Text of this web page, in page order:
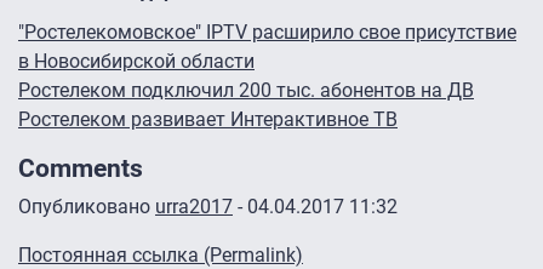
"Ростелекомовское" IPTV расширило свое присутствие
в Новосибирской области
Ростелеком подключил 200 тыс. абонентов на ДВ
Ростелеком развивает Интерактивное ТВ
Comments
Опубликовано urra2017 - 04.04.2017 11:32
Постоянная ссылка (Permalink)